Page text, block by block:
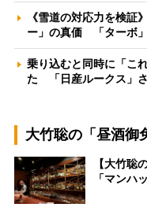
《雪道の対応力を検証
ー」の真価 「ターボ
乗り込むと同時に「こ
た 「日産ルークス」
大竹聡の「昼酒御
【大竹聡
「マンハ